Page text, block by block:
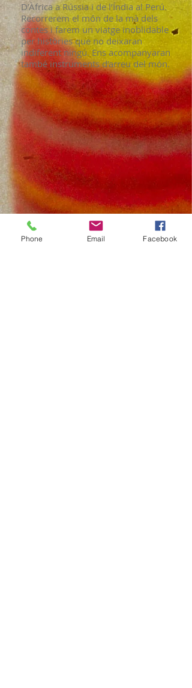
D’Àfrica a Rússia i de l’Índia al Perú.
Recorrerem el món de la mà dels
contes i farem un viatge inoblidable
per històries que no deixaran
indiferent ningú. Ens acompanyaran
també instruments d’arreu del món.
Phone Email Facebook